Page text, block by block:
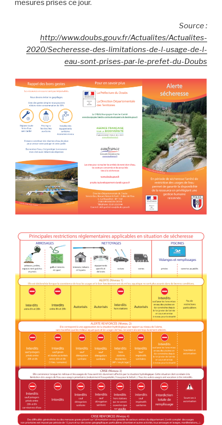
mesures prises ce jour.
Source :
http://www.doubs.gouv.fr/Actualites/Actualites-
2020/Secheresse-des-limitations-de-l-usage-de-l-
eau-sont-prises-par-le-prefet-du-Doubs